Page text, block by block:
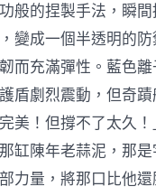
般的捏製手法，瞬
變成一個半透明的
而充滿彈性。藍色
盾劇烈震動，但奇
完美！但撐不了太久
缸陳年老蒜泥，那
力量，將那口比他